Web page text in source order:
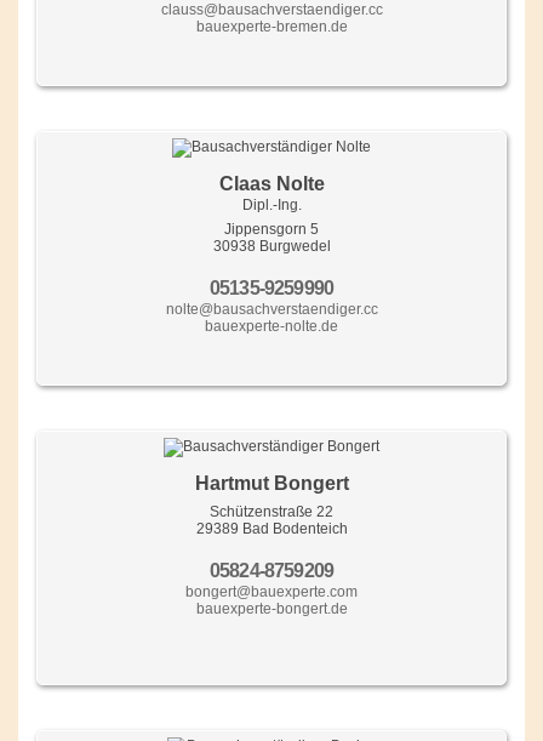
clauss@bausachverstaendiger.cc
bauexperte-bremen.de
Claas Nolte
Dipl.-Ing.
Jippensgorn 5
30938 Burgwedel
05135-9259990
nolte@bausachverstaendiger.cc
bauexperte-nolte.de
Hartmut Bongert
Schützenstraße 22
29389 Bad Bodenteich
05824-8759209
bongert@bauexperte.com
bauexperte-bongert.de